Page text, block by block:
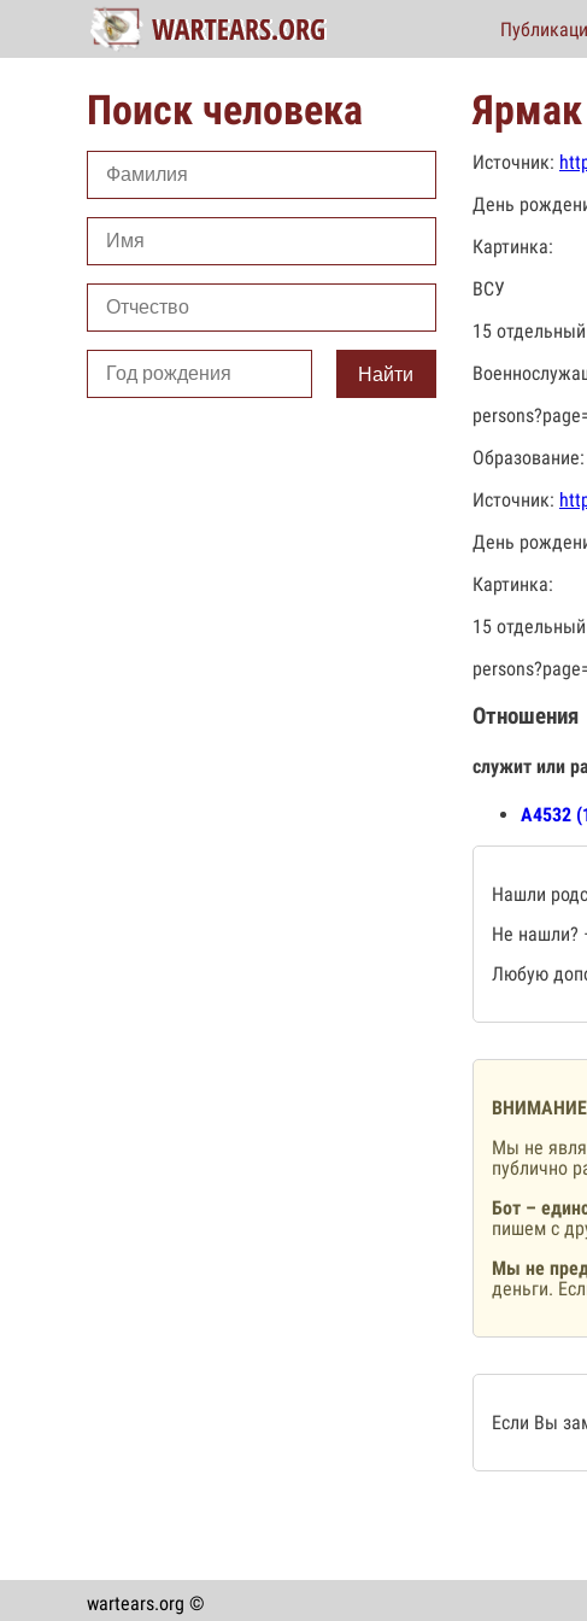
Поиск человека
Найти
Ярмак
Источник:
День
Картинка:
ВСУ
15
Образование:
Источник:
День
Картинка:
15
Отношения
служит или
А4532
Нашли
Не нашли?
Любую
Мы не
публично
Бот –
пишем с
Мы не
деньги.
Если Вы
wartears.org ©